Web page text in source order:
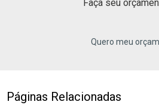
Faça seu
Quero meu
Páginas Relacionadas